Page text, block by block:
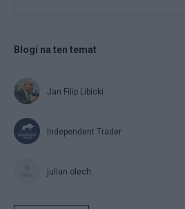
Blogi na ten temat
Jan Filip Libicki
Independent Trader
julian olech